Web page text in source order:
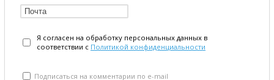
Я согласен на обработку персональных данных в
соответствии с Политикой конфиденциальности
Подписаться на комментарии по e-mail